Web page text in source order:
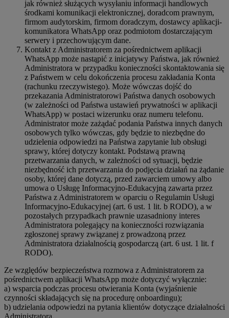
jak również służących wysyłaniu informacji handlowych
środkami komunikacji elektronicznej, doradcom prawnym,
firmom audytorskim, firmom doradczym, dostawcy aplikacji-
komunikatora WhatsApp oraz podmiotom dostarczającym
serwery i przechowującym dane.
Kontakt z Administratorem za pośrednictwem aplikacji
WhatsApp może nastąpić z inicjatywy Państwa, jak również
Administratora w przypadku konieczności skontaktowania się
z Państwem w celu dokończenia procesu zakładania Konta
(rachunku rzeczywistego). Może wówczas dojść do
przekazania Administratorowi Państwa danych osobowych
(w zależności od Państwa ustawień prywatności w aplikacji
WhatsApp) w postaci wizerunku oraz numeru telefonu.
Administrator może zażądać podania Państwa innych danych
osobowych tylko wówczas, gdy będzie to niezbędne do
udzielenia odpowiedzi na Państwa zapytanie lub obsługi
sprawy, której dotyczy kontakt. Podstawą prawną
przetwarzania danych, w zależności od sytuacji, będzie
niezbędność ich przetwarzania do podjęcia działań na żądanie
osoby, której dane dotyczą, przed zawarciem umowy albo
umowa o Usługę Informacyjno-Edukacyjną zawarta przez
Państwa z Administratorem w oparciu o Regulamin Usługi
Informacyjno-Edukacyjnej (art. 6 ust. 1 lit. b RODO), a w
pozostałych przypadkach prawnie uzasadniony interes
Administratora polegający na konieczności rozwiązania
zgłoszonej sprawy związanej z prowadzoną przez
Administratora działalnością gospodarczą (art. 6 ust. 1 lit. f
RODO).
Ze względów bezpieczeństwa rozmowa z Administratorem za
pośrednictwem aplikacji WhatsApp może dotyczyć wyłącznie:
a) wsparcia podczas procesu otwierania Konta (wyjaśnienie
czynności składających się na procedurę onboardingu);
b) udzielania odpowiedzi na pytania klientów dotyczące działalności
Administratora.